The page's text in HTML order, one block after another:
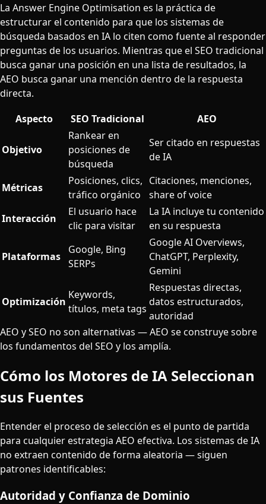
La Answer Engine Optimisation es la práctica de
estructurar el contenido para que los sistemas de
búsqueda basados en IA lo citen como fuente al responder
preguntas de los usuarios. Mientras que el SEO tradicional
busca ganar una posición en una lista de resultados, la
AEO busca ganar una mención dentro de la respuesta
directa.
Aspecto
SEO Tradicional AEO
Objetivo
Rankear en
posiciones de
búsqueda
Ser citado en respuestas
de IA
Métricas
Posiciones, clics,
tráfico orgánico
Citaciones, menciones,
share of voice
Interacción
El usuario hace
clic para visitar
La IA incluye tu contenido
en su respuesta
Plataformas
Google, Bing
SERPs
Google AI Overviews,
ChatGPT, Perplexity,
Gemini
Optimización
Keywords,
títulos, meta tags
Respuestas directas,
datos estructurados,
autoridad
AEO y SEO no son alternativas — AEO se construye sobre
los fundamentos del SEO y los amplía.
Cómo los Motores de IA Seleccionan
sus Fuentes
Entender el proceso de selección es el punto de partida
para cualquier estrategia AEO efectiva. Los sistemas de IA
no extraen contenido de forma aleatoria — siguen
patrones identificables:
Autoridad y Confianza de Dominio